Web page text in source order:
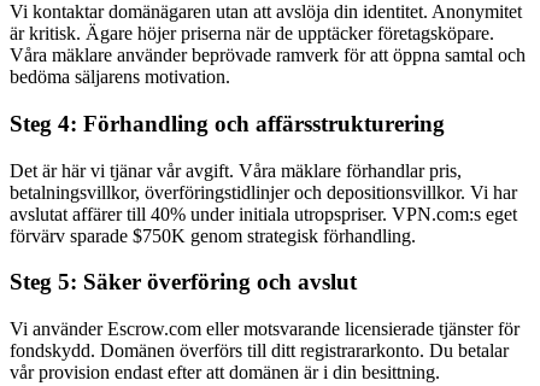
Vi kontaktar domänägaren utan att avslöja din identitet. Anonymitet
är kritisk. Ägare höjer priserna när de upptäcker företagsköpare.
Våra mäklare använder beprövade ramverk för att öppna samtal och
bedöma säljarens motivation.
Steg 4: Förhandling och affärsstrukturering
Det är här vi tjänar vår avgift. Våra mäklare förhandlar pris,
betalningsvillkor, överföringstidlinjer och depositionsvillkor. Vi har
avslutat affärer till 40% under initiala utropspriser. VPN.com:s eget
förvärv sparade $750K genom strategisk förhandling.
Steg 5: Säker överföring och avslut
Vi använder Escrow.com eller motsvarande licensierade tjänster för
fondskydd. Domänen överförs till ditt registrararkonto. Du betalar
vår provision endast efter att domänen är i din besittning.